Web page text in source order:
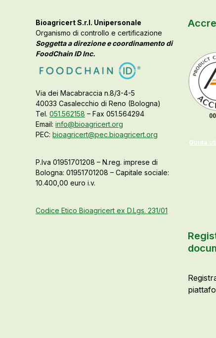
Bioagricert S.r.l. Unipersonale
Organismo di controllo e certificazione
Soggetta a direzione e coordinamento di
FoodChain ID Inc.
Via dei Macabraccia n.8/3-4-5
40033 Casalecchio di Reno (Bologna)
Tel. 051.562158 – Fax 051.564294
Email: info@bioagricert.org
PEC: bioagricert@pec.bioagricert.org
P.Iva 01951701208 – N.reg. imprese di
Bologna: 01951701208 – Capitale sociale:
10.400,00 euro i.v.
Codice Etico Bioagricert ex D.Lgs. 231/01
Guida